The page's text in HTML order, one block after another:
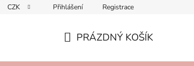
Doprava a platba Lhůta pro vyřízení reklamace
CZK Přihlášení Registrace
PRÁZDNÝ KOŠÍK